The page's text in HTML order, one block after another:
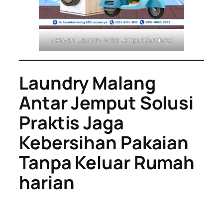
Melayani Laundry Antar Jemput Surabaya
Laundry Malang
Antar Jemput Solusi
Praktis Jaga
Kebersihan Pakaian
Tanpa Keluar Rumah
harian